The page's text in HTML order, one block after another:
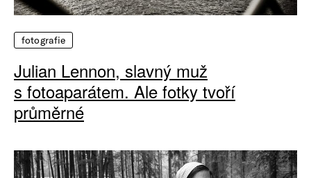
fotografie
Julian Lennon, slavný muž
s fotoaparátem. Ale fotky tvoří
průměrné